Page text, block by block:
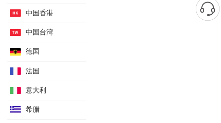
中国香港
中国台湾
德国
法国
意大利
希腊